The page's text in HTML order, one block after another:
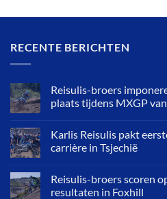
RECENTE BERICHTEN
Reisulis-broers
plaats tijdens MXGP
Karlis Reisulis pakt
carrière in Tsjechië
Reisulis-broers scoren
resultaten in Foxhill